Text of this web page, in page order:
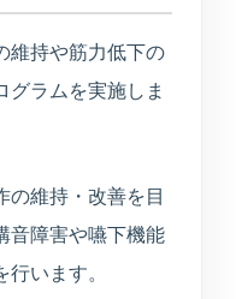
維持や筋力低下の
グラムを実施しま
の維持・改善を目
音障害や嚥下機能
います。